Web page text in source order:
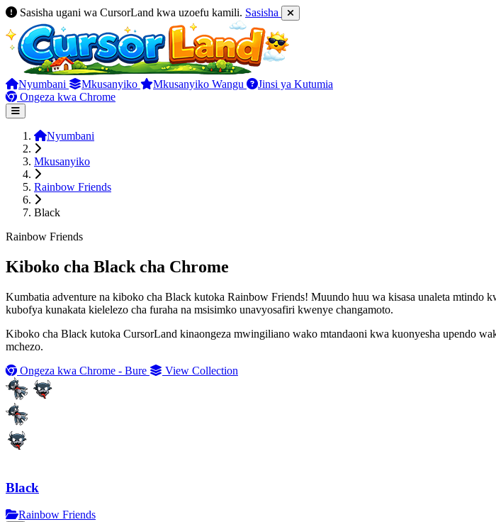
Sasisha ugani wa CursorLand kwa uzoefu kamili. Sasisha
Nyumbani Mkusanyiko Mkusanyiko Wangu
Jinsi ya Kutumia
Ongeza kwa Chrome
Nyumbani
Mkusanyiko
Rainbow Friends
Black
Rainbow Friends
Kiboko cha Black cha Chrome
Kumbatia adventure na kiboko cha Black kutoka Rainbow Friends! Muundo huu wa kisasa unaleta
kubofya kunakata kielelezo cha furaha na msisimko unavyosafiri kwenye changamoto.
Kiboko cha Black kutoka CursorLand kinaongeza mwingiliano wako mtandaoni kwa kuonyesha upendo
mchezo.
Ongeza kwa Chrome - Bure
View Collection
Black
Rainbow Friends